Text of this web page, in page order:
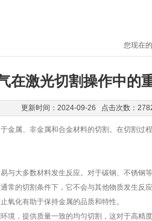
您现在
在激光切割操作中的
更新时间：2024-09-26 点击次数：
属、非金属和合金材料的切割。在切割过
大多数材料发生反应。对于碳钢、不锈钢等
常的切割条件下，它不会与其他物质发生反
氧化有助于保持金属的品质和特性。
境，提供质量一致的均匀切割，这对于高精